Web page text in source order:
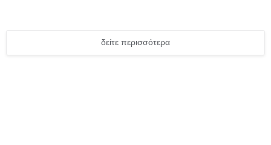
δείτε περισσότερα